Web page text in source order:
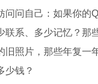
问问自己：如果你的
联系、多少记忆？那
旧照片，那些年复一
钱？